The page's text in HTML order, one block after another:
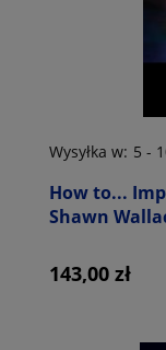
How to...
Shawn
improwizacji
Wysyłka w: 5 -
143,00 zł